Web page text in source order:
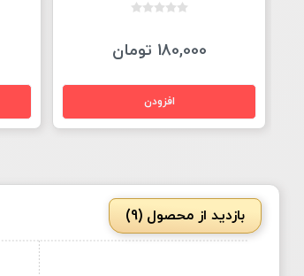
180,000 تومان
بازدید از محصول (9)